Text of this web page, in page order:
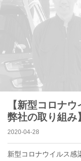
【新型コロナ
弊社の取り組み】
2020-04-28
新型コロナウイルス感